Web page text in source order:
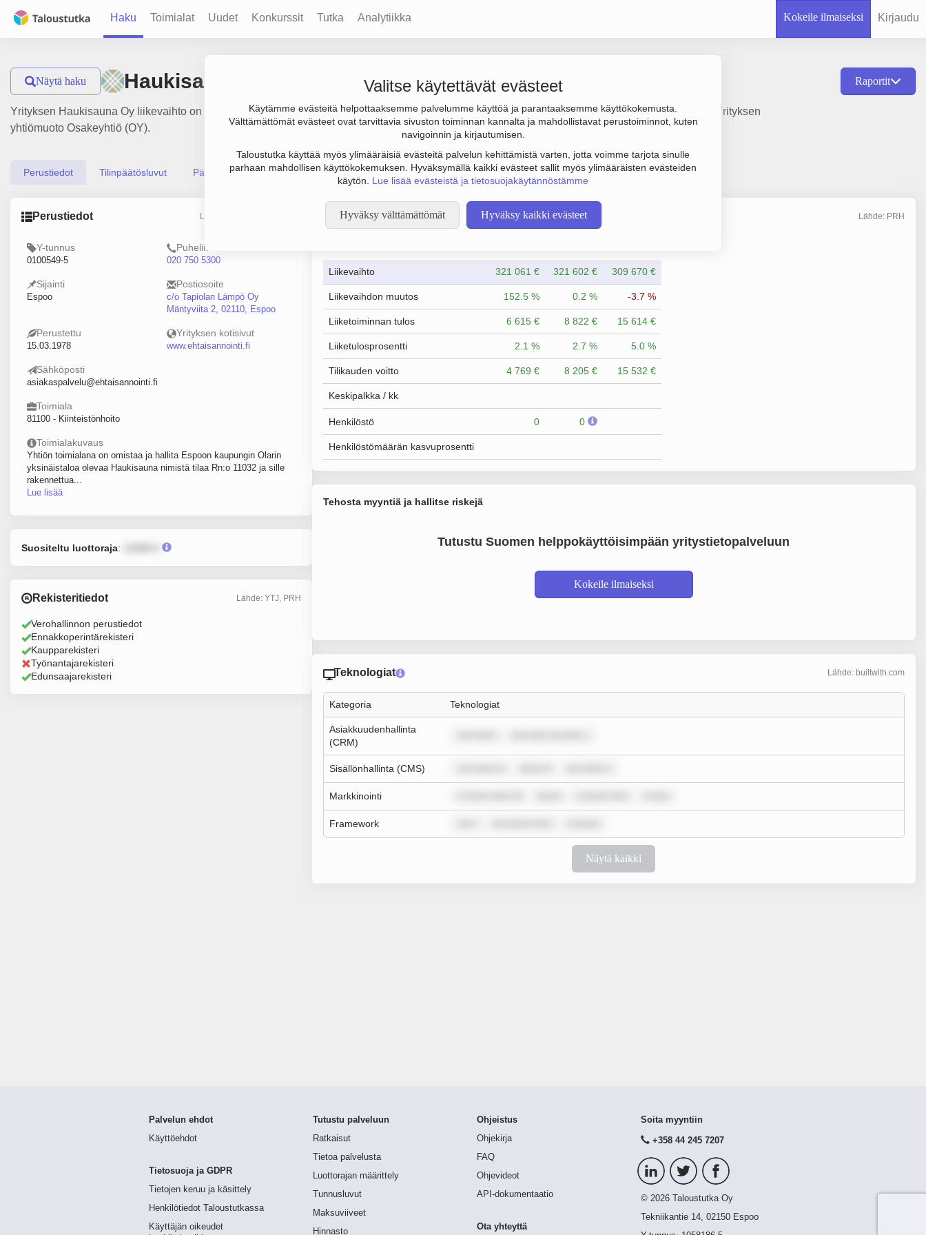
Haku Toimialat Uudet Konkurssit Tutka Analytiikka Kokeile ilmaiseksi Kirjaudu
Valitse käytettävät evästeet
Käytämme evästeitä helpottaaksemme palvelumme käyttöä ja parantaaksemme käyttökokemusta.
Välttämättömät evästeet ovat tarvittavia sivuston toiminnan kannalta ja mahdollistavat perustoiminnot, kuten
navigoinnin ja kirjautumisen.
Taloustutka käyttää myös ylimääräisiä evästeitä palvelun kehittämistä varten, jotta voimme tarjota sinulle
parhaan mahdollisen käyttökokemuksen. Hyväksymällä kaikki evästeet sallit myös ylimääräisten evästeiden
käytön. Lue lisää evästeistä ja tietosuojakäytännöstämme
Hyväksy välttämättömät Hyväksy kaikki evästeet
Näytä haku Haukisauna Oy Raportit
Yrityksen Haukisauna Oy liikevaihto on 310 000 € ja tulos 16 000 €. Sen päätoimiala on Kiinteistönhoito, perustamisvuosi 1978 ja sijainti Espoo. Yrityksen
yhtiömuoto Osakeyhtiö (OY).
Perustiedot Tilinpäätösluvut Päättäjätiedot
Perustiedot Lähde: YTJ, PRH, Traficom
Y-tunnus
0100549-5
Puhelin
020 750 5300
Sijainti
Espoo
Postiosoite
c/o Tapiolan Lämpö Oy
Mäntyviita 2, 02110, Espoo
Perustettu
15.03.1978
Yrityksen kotisivut
www.ehtaisannointi.fi
Sähköposti
asiakaspalvelu@ehtaisannointi.fi
Toimiala
81100 - Kiinteistönhoito
Toimialakuvaus
Yhtiön toimialana on omistaa ja hallita Espoon kaupungin Olarin
yksinäistaloa olevaa Haukisauna nimistä tilaa Rn:o 11032 ja sille
rakennettua...
Lue lisää
Suositeltu luottoraja:
Rekisteritiedot Lähde: YTJ, PRH
Verohallinnon perustiedot
Ennakkoperintärekisteri
Kaupparekisteri
Työnantajarekisteri
Edunsaajarekisteri
Taloustiedot Lähde: PRH
Liikevaihto 321 061 € 321 602 € 309 670 €
Liikevaihdon muutos 152.5 % 0.2 % -3.7 %
Liiketoiminnan tulos 6 615 € 8 822 € 15 614 €
Liiketulosprosentti 2.1 % 2.7 % 5.0 %
Tilikauden voitto 4 769 € 8 205 € 15 532 €
Keskipalkka / kk
Henkilöstö 0 0
Henkilöstömäärän kasvuprosentti
Tehosta myyntiä ja hallitse riskejä
Tutustu Suomen helppokäyttöisimpään yritystietopalveluun
Kokeile ilmaiseksi
Teknologiat Lähde: builtwith.com
Kategoria Teknologiat
Asiakkuudenhallinta
(CRM)
Sisällönhallinta (CMS)
Markkinointi
Framework
Näytä kaikki
Palvelun ehdot
Käyttöehdot
Tietosuoja ja GDPR
Tietojen keruu ja käsittely
Henkilötiedot Taloustutkassa
Käyttäjän oikeudet
Tutustu palveluun
Ratkaisut
Tietoa palvelusta
Luottorajan määrittely
Tunnusluvut
Maksuviiveet
Hinnasto
Ohjeistus
Ohjekirja
FAQ
Ohjevideot
API-dokumentaatio
Ota yhteyttä
Soita myyntiin
+358 44 245 7207
© 2026 Taloustutka Oy
Tekniikantie 14, 02150 Espoo